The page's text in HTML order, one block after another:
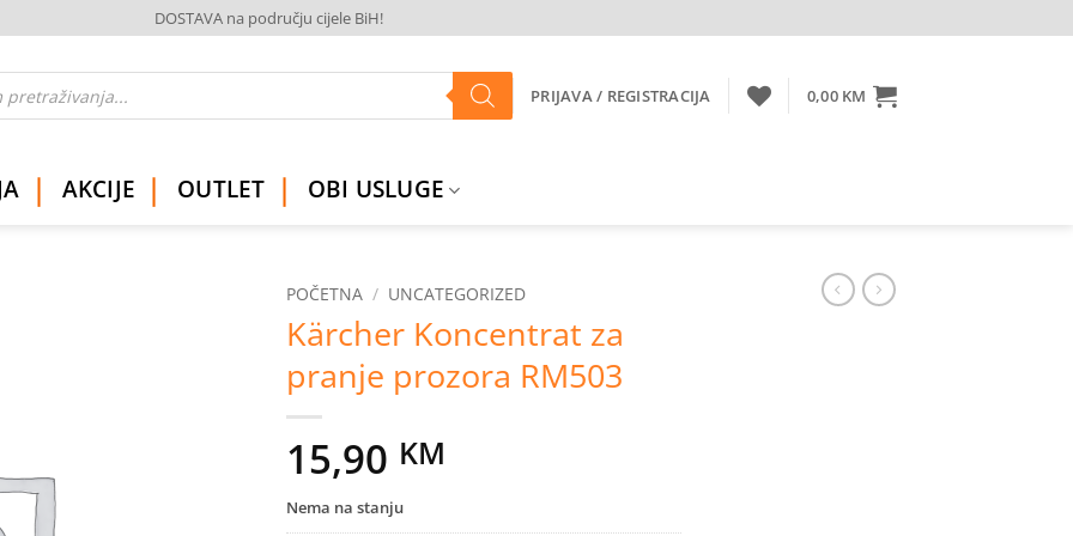
DOSTAVA na području cijele BiH!
PRIJAVA / REGISTRACIJA 0,00 KM
AKCIJE OUTLET OBI USLUGE
POČETNA / UNCATEGORIZED
Kärcher Koncentrat za
pranje prozora RM503
15,90 KM
Nema na stanju